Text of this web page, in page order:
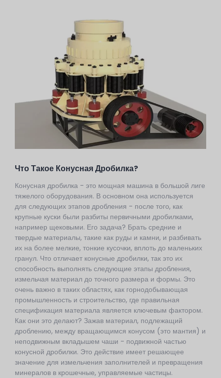
Что Такое Конусная Дробилка?
Конусная дробилка - это мощная машина в большой лиге
тяжелого оборудования. В основном она используется
для следующих этапов дробления - после того, как
крупные куски были разбиты первичными дробилками,
например щековыми. Его задача? Брать средние и
твердые материалы, такие как руды и камни, и разбивать
их на более мелкие, тонкие кусочки, вплоть до маленьких
гранул. Что отличает конусные дробилки, так это их
способность выполнять следующие этапы дробления,
измельчая материал до точного размера и формы. Это
очень важно в таких областях, как горнодобывающая
промышленность и строительство, где правильная
спецификация материала является ключевым фактором.
Как они это делают? Зажав материал, подлежащий
дроблению, между вращающимся конусом (это мантия) и
неподвижным вкладышем чаши - подвижной частью
конусной дробилки. Это действие имеет решающее
значение для измельчения заполнителей и превращения
минералов в крошечные, управляемые частицы.